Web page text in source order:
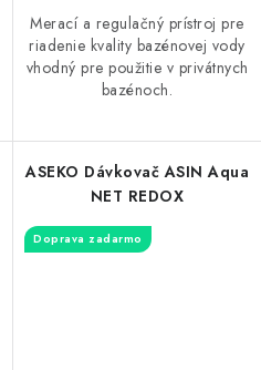
Merací a regulačný prístroj pre
riadenie kvality bazénovej vody
vhodný pre použitie v privátnych
bazénoch.
ASEKO Dávkovač ASIN Aqua
NET REDOX
Doprava zadarmo